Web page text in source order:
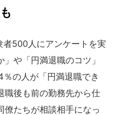
500人にアンケートを実
や「円満退職のコツ」
の人が「円満退職でき
職後も前の勤務先から仕
僚たちが相談相手になっ